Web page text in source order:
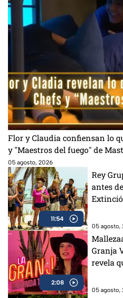
Flor y Claudia confiensan lo
y "Maestros del fuego" de
05 agosto, 2026
11:54
Rey
antes
05 agosto,
2:08
Granja
revela
05 agosto,